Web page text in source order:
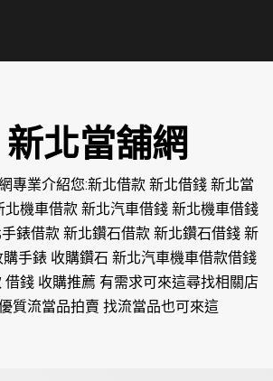
新北當舖網
專業介紹您:新北借款 新北借錢 新北當
北機車借款 新北汽車借錢 新北機車借錢
錶借款 新北鑽石借款 新北鑽石借錢 新
手錶 收購鑽石 新北汽車機車借款借錢
借錢 收購推薦 有需求可來這尋找相關店
質流當品拍賣 找流當品也可來這